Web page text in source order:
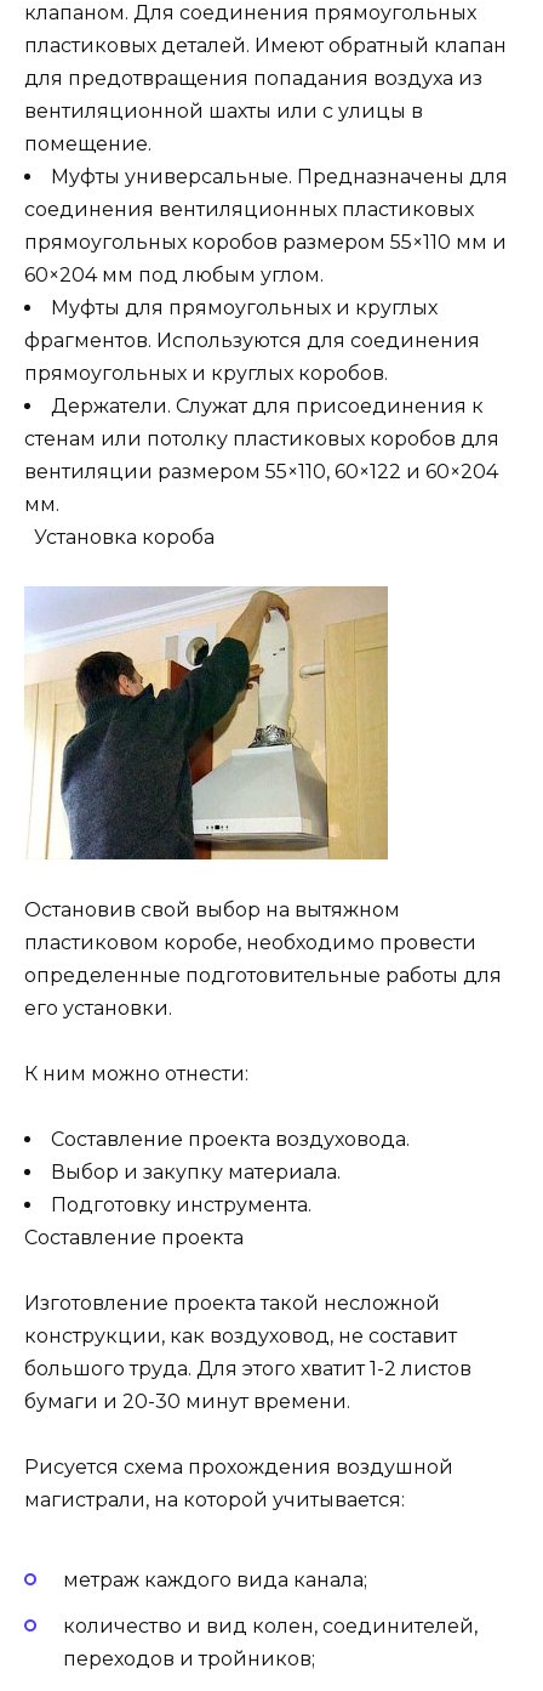
клапаном. Для соединения прямоугольных
пластиковых деталей. Имеют обратный клапан
для предотвращения попадания воздуха из
вентиляционной шахты или с улицы в
помещение.
Муфты универсальные. Предназначены для
соединения вентиляционных пластиковых
прямоугольных коробов размером 55×110 мм и
60×204 мм под любым углом.
Муфты для прямоугольных и круглых
фрагментов. Используются для соединения
прямоугольных и круглых коробов.
Держатели. Служат для присоединения к
стенам или потолку пластиковых коробов для
вентиляции размером 55×110, 60×122 и 60×204
мм.
Установка короба
Остановив свой выбор на вытяжном
пластиковом коробе, необходимо провести
определенные подготовительные работы для
его установки.
К ним можно отнести:
Составление проекта воздуховода.
Выбор и закупку материала.
Подготовку инструмента.
Составление проекта
Изготовление проекта такой несложной
конструкции, как воздуховод, не составит
большого труда. Для этого хватит 1-2 листов
бумаги и 20-30 минут времени.
Рисуется схема прохождения воздушной
магистрали, на которой учитывается:
метраж каждого вида канала;
количество и вид колен, соединителей,
переходов и тройников;